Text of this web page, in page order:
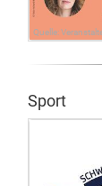
Quelle:
Sport